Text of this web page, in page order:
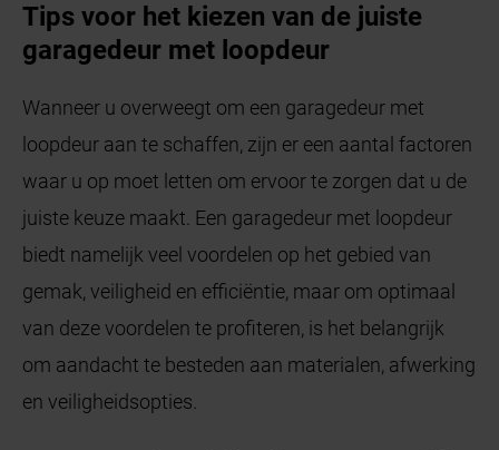
Tips voor het kiezen van de juiste
garagedeur met loopdeur
Wanneer u overweegt om een garagedeur met
loopdeur aan te schaffen, zijn er een aantal factoren
waar u op moet letten om ervoor te zorgen dat u de
juiste keuze maakt. Een garagedeur met loopdeur
biedt namelijk veel voordelen op het gebied van
gemak, veiligheid en efficiëntie, maar om optimaal
van deze voordelen te profiteren, is het belangrijk
om aandacht te besteden aan materialen, afwerking
en veiligheidsopties.